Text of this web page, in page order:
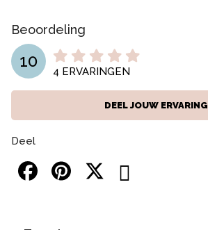
Beoordeling
10
4 ERVARINGEN
DEEL JOUW ERVARING
Deel